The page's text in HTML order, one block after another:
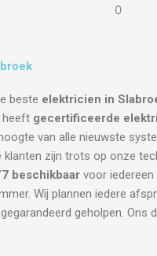
0
beste elektricien in
heeft gecertificeerde
van alle nieuwste
zijn trots op onze
beschikbaar voor iedereen
Wij plannen iedere
geholpen. Ons